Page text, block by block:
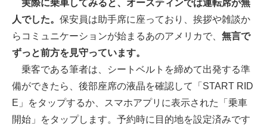
実際に乗車してみると、オースティンでは運転席が無
人でした。 保安員は助手席に座っており、挨拶や雑談か
らコミュニケーションが始まるあのアメリカで、 無言で
ずっと前方を見守っています。
乗客である筆者は、シートベルトを締めて出発する準
備ができたら、後部座席の液晶を確認して「START RID
E」をタップするか、スマホアプリに表示された「乗車
開始」をタップします。予約時に目的地を設定済みです